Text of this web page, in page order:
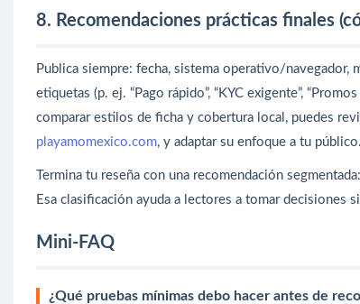
8. Recomendaciones prácticas finales
Publica siempre: fecha, sistema operativo/navegador,
etiquetas (p. ej. “Pago rápido”, “KYC exigente”,
comparar estilos de ficha y cobertura local, puedes
playamomexico.com, y adaptar su enfoque a tu público.
Termina tu reseña con una recomendación
Esa clasificación ayuda a lectores a tomar decisiones
Mini-FAQ
¿Qué pruebas mínimas debo hacer antes de